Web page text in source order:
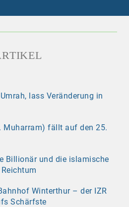
lass Veränderung in
Muharram) fällt auf den 25.
Billionär und die islamische
Winterthur – der IZR
Schärfste